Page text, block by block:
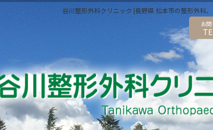
谷川整形外科クリニック |長野県 松本市の整形外科